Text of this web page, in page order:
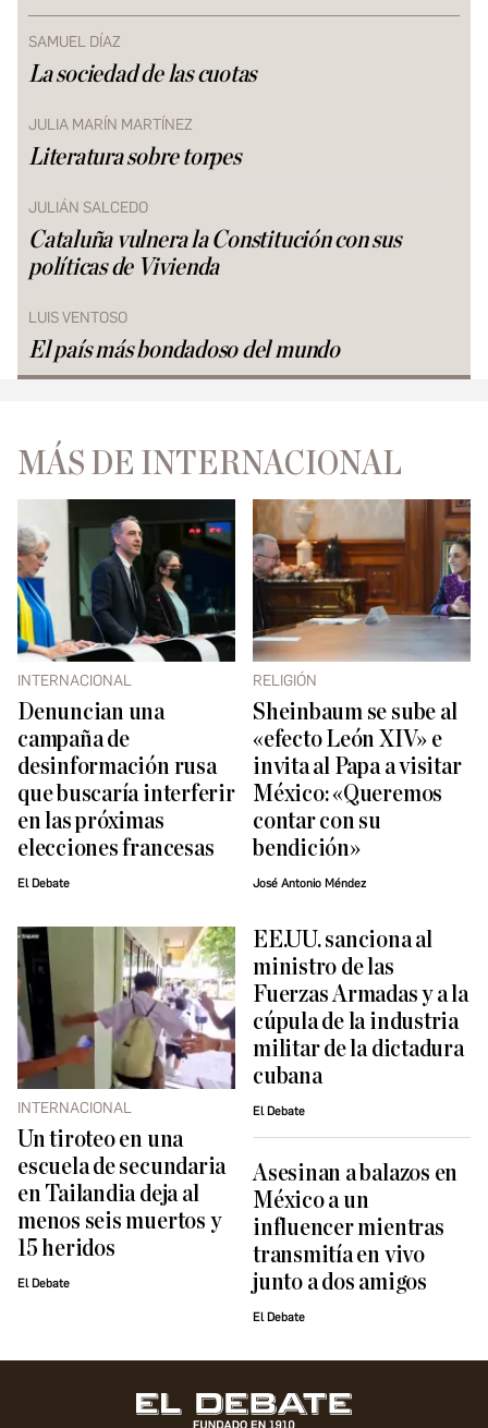
SAMUEL DÍAZ
La sociedad de las cuotas
JULIA MARÍN MARTÍNEZ
Literatura sobre torpes
JULIÁN SALCEDO
Cataluña vulnera la Constitución con sus
políticas de Vivienda
LUIS VENTOSO
El país más bondadoso del mundo
MÁS DE INTERNACIONAL
INTERNACIONAL
Denuncian una
campaña de
desinformación rusa
que buscaría interferir
en las próximas
elecciones francesas
El Debate
RELIGIÓN
Sheinbaum se sube al
«efecto León XIV» e
invita al Papa a visitar
México: «Queremos
contar con su
bendición»
José Antonio Méndez
INTERNACIONAL
Un tiroteo en una
escuela de secundaria
en Tailandia deja al
menos seis muertos y
15 heridos
El Debate
EE.UU. sanciona al
ministro de las
Fuerzas Armadas y a la
cúpula de la industria
militar de la dictadura
cubana
El Debate
Asesinan a balazos en
México a un
influencer mientras
transmitía en vivo
junto a dos amigos
El Debate